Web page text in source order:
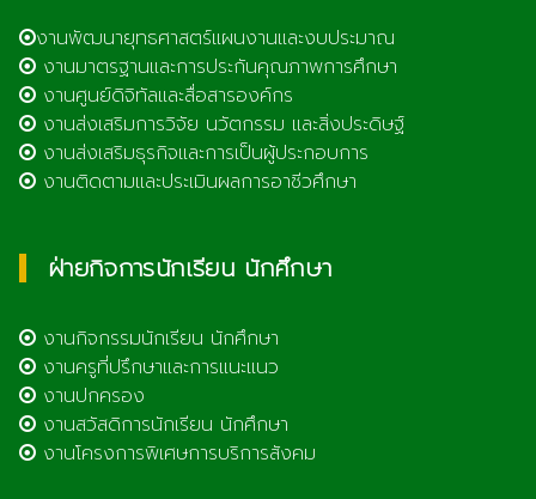
งานพัฒนายุทธศาสตร์แผนงานและงบประมาณ
งานมาตรฐานและการประกันคุณภาพการศึกษา
งานศูนย์ดิจิทัลและสื่อสารองค์กร
งานส่งเสริมการวิจัย นวัตกรรม และสิ่งประดิษฐ์
งานส่งเสริมธุรกิจและการเป็นผู้ประกอบการ
งานติดตามและประเมินผลการอาชีวศึกษา
ฝ่ายกิจการนักเรียน นักศึกษา
งานกิจกรรมนักเรียน นักศึกษา
งานครูที่ปรึกษาและการแนะแนว
งานปกครอง
งานสวัสดิการนักเรียน นักศึกษา
งานโครงการพิเศษการบริการสังคม